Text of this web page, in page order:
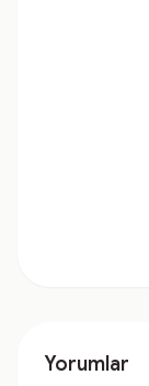
Yorumlar